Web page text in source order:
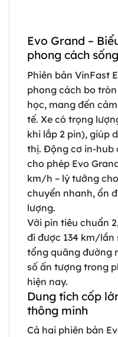
Evo Grand –
phong cách
Phiên bản VinFast
phong cách bo
học, mang đến
tế. Xe có trọng
khi lắp 2 pin), giúp
thị. Động cơ in-hub
cho phép Evo
km/h – lý tưởng
chuyển nhanh, ổn
lượng.
Với pin tiêu chuẩn
đi được 134 km/lần
tổng quãng đường
số ấn tượng trong
hiện nay.
Dung tích cốp
thông minh
Cả hai phiên bản